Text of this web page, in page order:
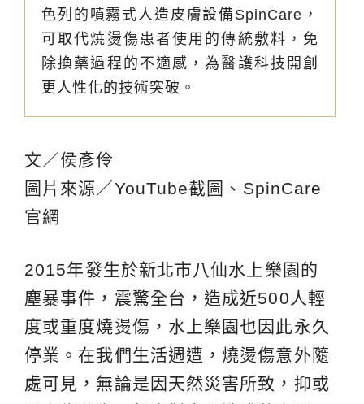
色列的噴霧式人造皮膚設備SpinCare，
可取代燒燙傷患者使用的傳統敷料，免
除換藥過程的不適感，為醫護科技開創
更人性化的技術突破。
文／侯彥伶
圖片來源／YouTube截圖、SpinCare
官網
2015年發生於新北市八仙水上樂園的
塵暴事件，震驚全台，造成近500人輕
度或重度燒燙傷，水上樂園也因此永久
停業。在我們生活週遭，燒燙傷意外隨
處可見，無論是因天然災害所致，抑或